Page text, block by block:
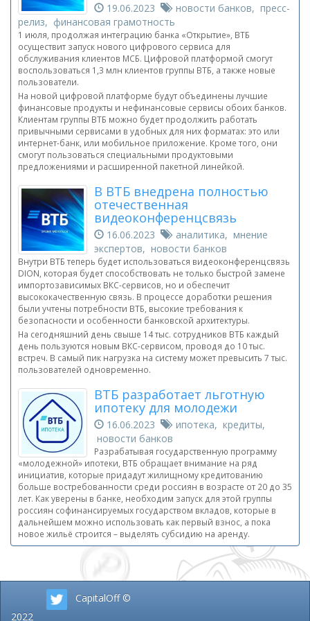
19.06.2023
новости банков, пресс-
релиз, финансовая грамотность
1 июля, продолжая интеграцию банка «Открытие», ВТБ
осуществит запуск нового цифрового сервиса для
обслуживания клиентов МСБ. Цифровой платформой смогут
воспользоваться 1,3 млн клиентов группы ВТБ, а также новые
пользователи.
На новой цифровой платформе будут объединены лучшие
финансовые продукты и нефинансовые сервисы обоих банков.
Клиентам группы ВТБ можно будет продолжить работать
привычными сервисами в удобных для них форматах: это или
интернет-банк, или мобильное приложение. Кроме того, они
смогут пользоваться специальными продуктовыми
предложениями и расширенной пакетной линейкой.
В ВТБ внедрена полностью
отечественная
видеоконференцсвязь
16.06.2023
аналитика, мнение
экспертов, новости банков
Внутри ВТБ теперь будет использоваться видеоконференцсвязь
DION, которая будет способствовать не только быстрой замене
импортозависимых ВКС-сервисов, но и обеспечит
высококачественную связь. В процессе доработки решения
были учтены потребности ВТБ, высокие требования к
безопасности и особенности банковской архитектуры.
На сегодняшний день свыше 14 тыс. сотрудников ВТБ каждый
день пользуются новым ВКС-сервисом, проводя до 10 тыс.
встреч. В самый пик нагрузка на систему может превысить 7 тыс.
пользователей одновременно.
ВТБ разработает льготную
ипотеку для молодежи
16.06.2023
ипотека, кредиты,
новости банков
Разрабатывая государственную программу
«молодежной» ипотеки, ВТБ обращает внимание на ряд
инициатив, которые придадут жилищному кредитованию
больше востребованности среди россиян в возрасте от 20 до 35
лет. Как уверены в банке, необходим запуск для этой группы
россиян софинансируемых государством вкладов, которые в
дальнейшем можно использовать как первый взнос, а пока
новое жильё строится – выделять субсидию на аренду.
CapitalOff ©
2022